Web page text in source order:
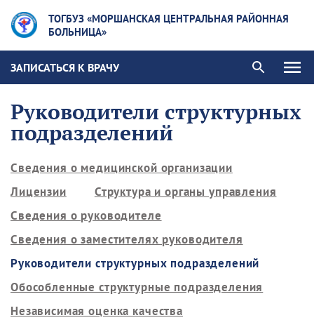
ТОГБУЗ «МОРШАНСКАЯ ЦЕНТРАЛЬНАЯ РАЙОННАЯ
БОЛЬНИЦА»
ЗАПИСАТЬСЯ К ВРАЧУ
Руководители структурных
подразделений
Сведения о медицинской организации
Лицензии
Структура и органы управления
Сведения о руководителе
Сведения о заместителях руководителя
Руководители структурных подразделений
Обособленные структурные подразделения
Независимая оценка качества